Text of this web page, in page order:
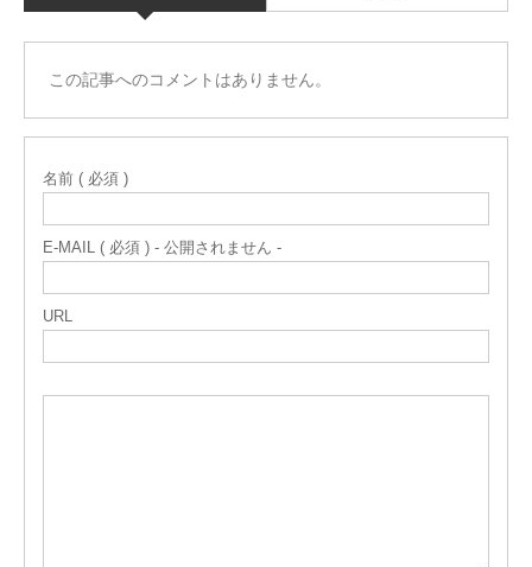
この記事へのコメントはありません。
名前 ( 必須 )
E-MAIL ( 必須 ) - 公開されません -
URL